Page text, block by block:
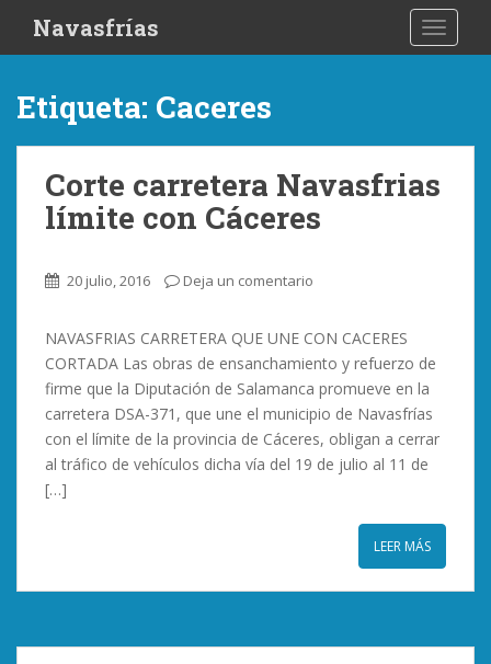
i
Navasfrías
Etiqueta: Caceres
Corte carretera Navasfrias
límite con Cáceres
20 julio, 2016 Deja un comentario
NAVASFRIAS CARRETERA QUE UNE CON CACERES
CORTADA Las obras de ensanchamiento y refuerzo de
firme que la Diputación de Salamanca promueve en la
carretera DSA-371, que une el municipio de Navasfrías
con el límite de la provincia de Cáceres, obligan a cerrar
al tráfico de vehículos dicha vía del 19 de julio al 11 de
[…]
LEER MÁS